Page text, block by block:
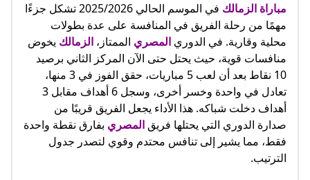
مباراة الزمالك
في الموسم الحالي 2025/2026 تشكل جزءًا
مهمًا من رحلة الفريق في المنافسة على عدة بطولات
محلية وقارية. في الدوري المصري الممتاز، الزمالك يخوض
منافسات قوية، حيث يحتل حتى الآن المركز الثاني برصيد
10 نقاط بعد أن لعب 5 مباريات، حقق الفوز في 3 منها،
تعادل في واحدة وخسر أخرى، وسجل 6 أهداف مقابل 3
أهداف دخلت شباكه. هذا الأداء يجعل الفريق قريبًا من
صدارة الدوري التي يحتلها فريق المصري بفارق نقطة واحدة
فقط، مما يشير إلى تنافس محتدم وقوي لتصدر جدول
الترتيب.